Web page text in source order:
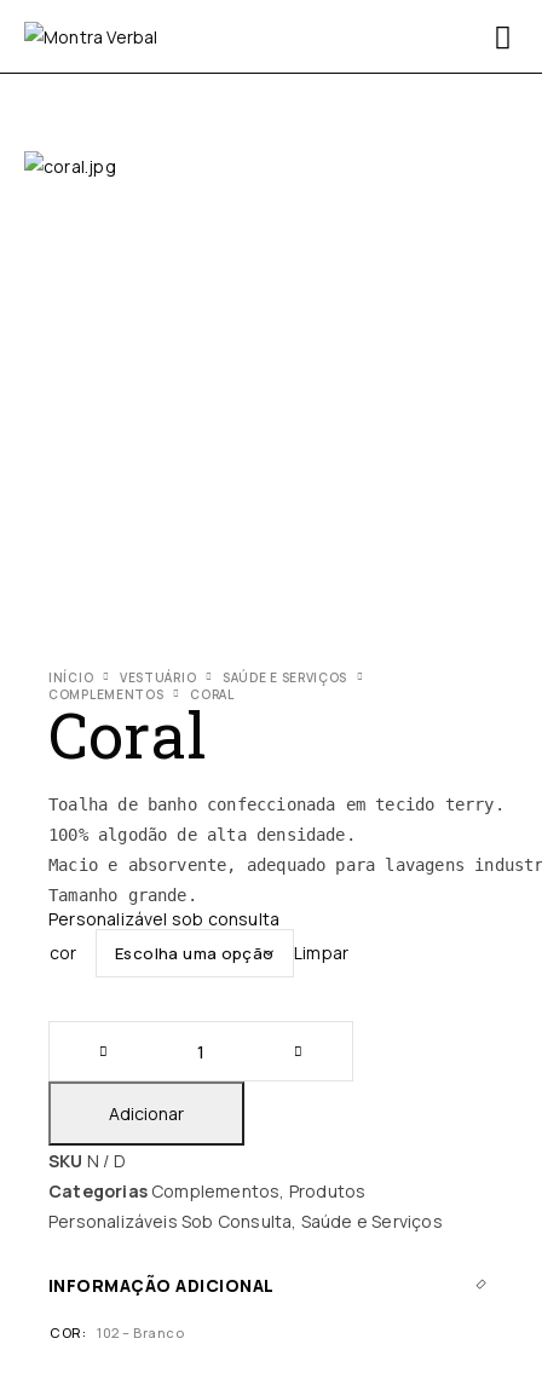
INÍCIO VESTUÁRIO
SAÚDE E SERVIÇOS
COMPLEMENTOS
CORAL
Coral
Toalha de banho confeccionada em tecido terry.
100% algodão de alta densidade.
Macio e absorvente, adequado para lavagens
Tamanho grande.
Personalizável sob consulta
cor
Limpar
Adicionar
SKU N / D
Categorias Complementos, Produtos
Personalizáveis Sob Consulta, Saúde e Serviços
INFORMAÇÃO ADICIONAL
COR 102 – Branco